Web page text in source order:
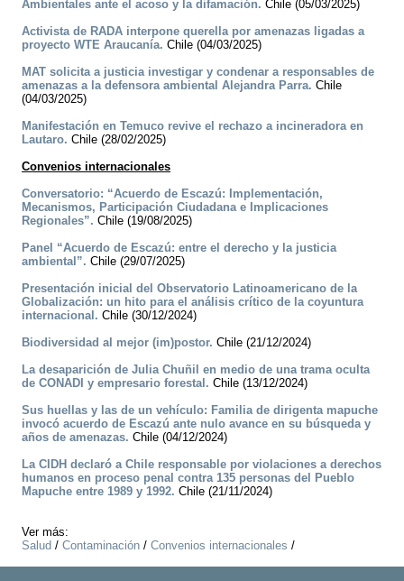
Ambientales ante el acoso y la difamación. Chile (05/03/2025)
Activista de RADA interpone querella por amenazas ligadas a
proyecto WTE Araucanía. Chile (04/03/2025)
MAT solicita a justicia investigar y condenar a responsables de
amenazas a la defensora ambiental Alejandra Parra. Chile
(04/03/2025)
Manifestación en Temuco revive el rechazo a incineradora en
Lautaro. Chile (28/02/2025)
Convenios internacionales
Conversatorio: “Acuerdo de Escazú: Implementación,
Mecanismos, Participación Ciudadana e Implicaciones
Regionales”. Chile (19/08/2025)
Panel “Acuerdo de Escazú: entre el derecho y la justicia
ambiental”. Chile (29/07/2025)
Presentación inicial del Observatorio Latinoamericano de la
Globalización: un hito para el análisis crítico de la coyuntura
internacional. Chile (30/12/2024)
Biodiversidad al mejor (im)postor. Chile (21/12/2024)
La desaparición de Julia Chuñil en medio de una trama oculta
de CONADI y empresario forestal. Chile (13/12/2024)
Sus huellas y las de un vehículo: Familia de dirigenta mapuche
invocó acuerdo de Escazú ante nulo avance en su búsqueda y
años de amenazas. Chile (04/12/2024)
La CIDH declaró a Chile responsable por violaciones a derechos
humanos en proceso penal contra 135 personas del Pueblo
Mapuche entre 1989 y 1992. Chile (21/11/2024)
Ver más:
Salud / Contaminación / Convenios internacionales /